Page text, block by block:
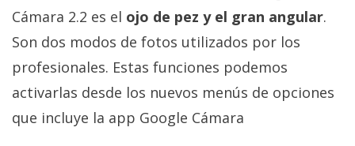
Cámara 2.2 es el ojo de pez y el gran angular.
Son dos modos de fotos utilizados por los
profesionales. Estas funciones podemos
activarlas desde los nuevos menús de opciones
que incluye la app Google Cámara